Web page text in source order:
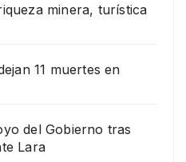
minera, turística
11 muertes en
del Gobierno tras
Lara